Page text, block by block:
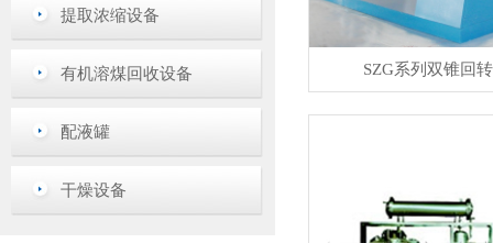
提取浓缩设备
有机溶煤回收设备
配液罐
干燥设备
SZG系列双锥回